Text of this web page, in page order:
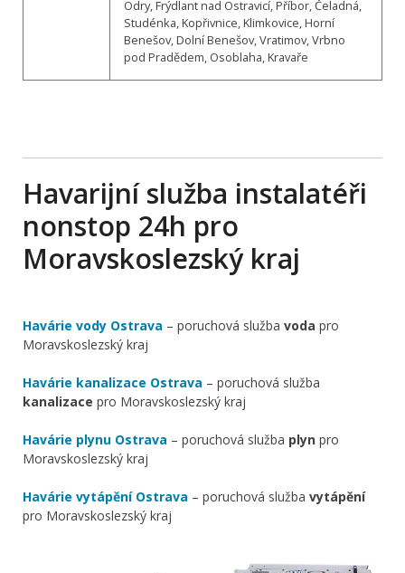
Odry, Frýdlant nad Ostravicí, Příbor, Čeladná,
Studénka, Kopřivnice, Klimkovice, Horní
Benešov, Dolní Benešov, Vratimov, Vrbno
pod Pradědem, Osoblaha, Kravaře
Havarijní služba instalatéři
nonstop 24h pro
Moravskoslezský kraj
Havárie vody Ostrava – poruchová služba voda pro
Moravskoslezský kraj
Havárie kanalizace Ostrava – poruchová služba
kanalizace pro Moravskoslezský kraj
Havárie plynu Ostrava – poruchová služba plyn pro
Moravskoslezský kraj
Havárie vytápění Ostrava – poruchová služba vytápění
pro Moravskoslezský kraj